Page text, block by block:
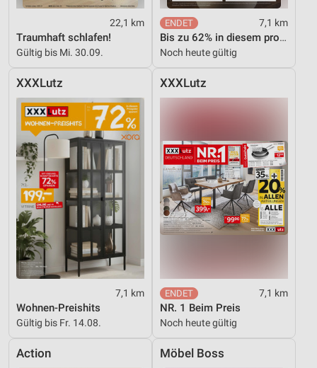
22,1 km
Traumhaft schlafen!
Gültig bis Mi. 30.09.
7,1 km
Bis zu 62% in diesem prospekt
Noch heute gültig
XXXLutz
7,1 km
Wohnen-Preishits
Gültig bis Fr. 14.08.
XXXLutz
7,1 km
NR. 1 Beim Preis
Noch heute gültig
Action Möbel Boss